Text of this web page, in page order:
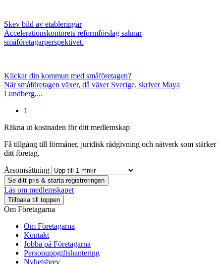
Skev bild av etableringar
Accelerationskontorets reformförslag saknar
småföretagarperspektivet.
Klickar din kommun med småföretagen?
När småföretagen växer, då växer Sverige, skriver Maya
Lundberg,...
1
Räkna ut kostnaden för ditt medlemskap
Få tillgång till förmåner, juridisk rådgivning och nätverk som stärker
ditt företag.
Årsomsättning
Se ditt pris & starta registreringen
Läs om medlemskapet
Tillbaka till toppen
Om Företagarna
Om Företagarna
Kontakt
Jobba på Företagarna
Personuppgiftshantering
Nyhetsbrev